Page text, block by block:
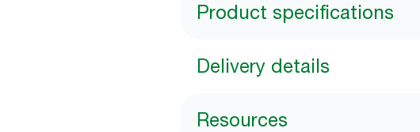
Product specifications
Delivery details
Resources